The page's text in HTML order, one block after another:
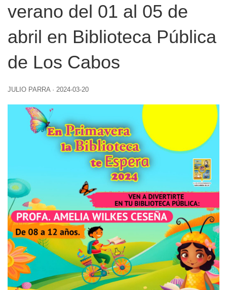
verano del 01 al 05 de
abril en Biblioteca Pública
de Los Cabos
JULIO PARRA · 2024-03-20